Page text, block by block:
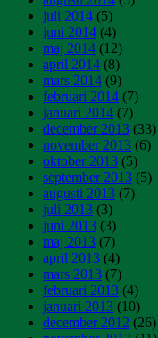
juli 2014 (5)
juni 2014 (4)
maj 2014 (12)
april 2014 (8)
mars 2014 (9)
februari 2014 (7)
januari 2014 (7)
december 2013 (33)
november 2013 (6)
oktober 2013 (5)
september 2013 (5)
augusti 2013 (7)
juli 2013 (3)
juni 2013 (3)
maj 2013 (7)
april 2013 (4)
mars 2013 (7)
februari 2013 (4)
januari 2013 (10)
december 2012 (26)